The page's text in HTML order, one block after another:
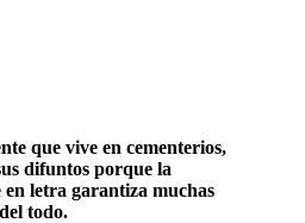
que vive en cementerios,
difuntos porque la
letra garantiza muchas
todo.